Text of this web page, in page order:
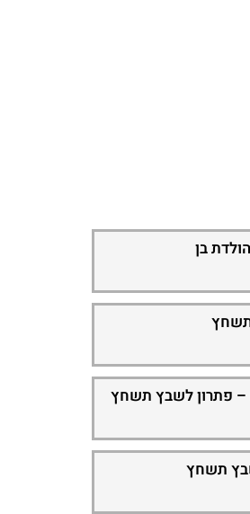
בן
תשחץ
– פתרון לשבץ תשחץ
תשחץ